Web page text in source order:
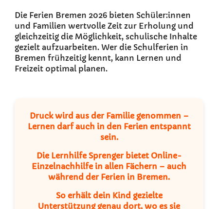
Die Ferien Bremen 2026 bieten Schüler:innen
und Familien wertvolle Zeit zur Erholung und
gleichzeitig die Möglichkeit, schulische Inhalte
gezielt aufzuarbeiten. Wer die Schulferien in
Bremen frühzeitig kennt, kann Lernen und
Freizeit optimal planen.
Druck wird aus der Familie genommen –
Lernen darf auch in den Ferien entspannt
sein.
Die Lernhilfe Sprengerbietet Online-
Einzelnachhilfe in allen Fächern – auch
während der Ferien in Bremen.
So erhält dein Kind gezielte
Unterstützung genau dort, wo es sie